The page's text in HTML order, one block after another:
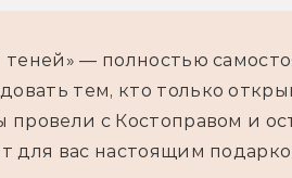
теней» — полностью
тем, кто только
провели с Костоправом и
для вас настоящим